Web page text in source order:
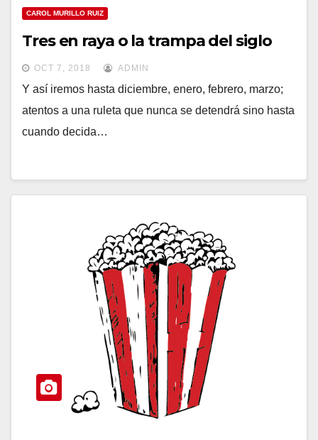
CAROL MURILLO RUIZ
Tres en raya o la trampa del siglo
OCT 7, 2018 ADMIN
Y así iremos hasta diciembre, enero, febrero, marzo;
atentos a una ruleta que nunca se detendrá sino hasta
cuando decida…